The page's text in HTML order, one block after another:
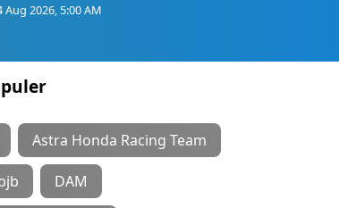
Aug 2026, 5:00 AM
Astra Honda Racing Team
DAM